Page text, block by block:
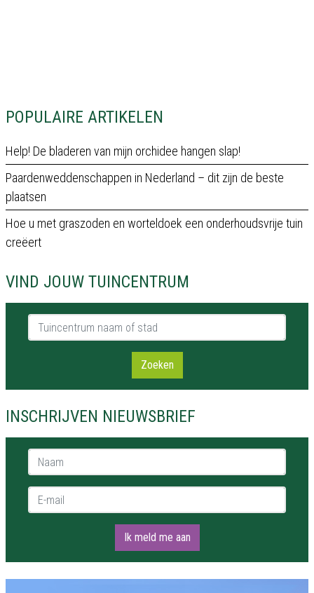
POPULAIRE ARTIKELEN
Help! De bladeren van mijn orchidee hangen slap!
Paardenweddenschappen in Nederland – dit zijn de beste
plaatsen
Hoe u met graszoden en worteldoek een onderhoudsvrije tuin
creëert
VIND JOUW TUINCENTRUM
Tuincentrum naam of stad
Zoeken
INSCHRIJVEN NIEUWSBRIEF
Naam *
E-mail *
Ik meld me aan